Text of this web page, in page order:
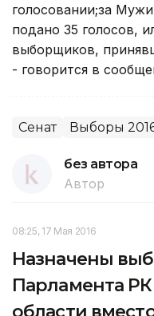
голосовании;за
подано 35 голосов,
выборщиков,
- говорится в
Сенат Выборы
без автора
Автор
08:25, 17 Мая 2016
Назначены
Парламента
области